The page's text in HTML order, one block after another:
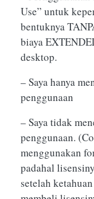
Use” untuk
bentuknya
biaya
desktop.
– Saya hanya
penggunaan
– Saya tidak
penggunaan.
menggunakan
padahal
setelah